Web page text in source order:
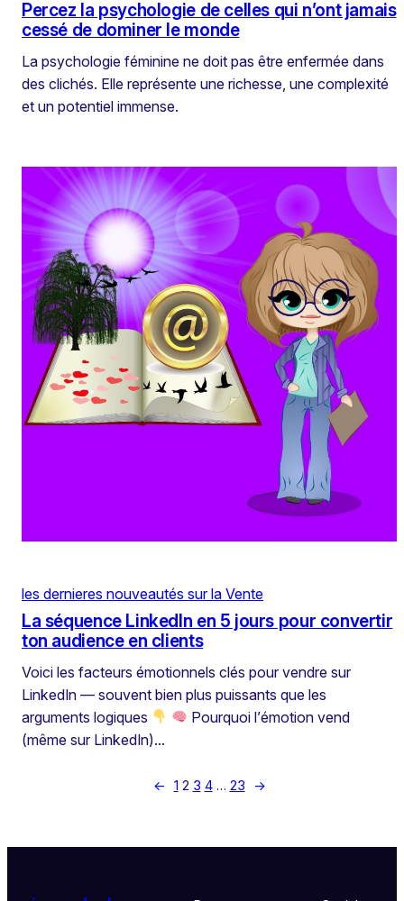
Percez la psychologie de celles qui n’ont jamais
cessé de dominer le monde
La psychologie féminine ne doit pas être enfermée dans
des clichés. Elle représente une richesse, une complexité
et un potentiel immense.
les dernieres nouveautés sur la Vente
La séquence LinkedIn en 5 jours pour convertir
ton audience en clients
Voici les facteurs émotionnels clés pour vendre sur
LinkedIn — souvent bien plus puissants que les
arguments logiques
Pourquoi l’émotion vend
(même sur LinkedIn)…
← 1 2 3 4 … 23 →